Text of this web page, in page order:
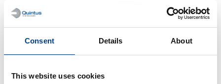
Consent Details About
This website uses cookies
金属AMのための熱間静水圧プレス（HIP）